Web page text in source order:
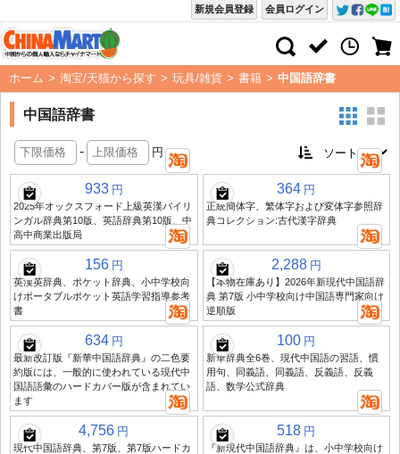
会員ログイン
新規会員登録
ホーム > 淘宝/天猫から探す > 玩具/雑貨 > 書籍 > 中国語辞書
中国語辞書
- 円
933 円
2025年オックスフォード上級英漢バイリ
ンガル辞典第10版、英語辞典第10版、中
高中商業出版局
364 円
正統簡体字、繁体字および変体字参照辞
典コレクション:古代漢字辞典
156 円
英漢英辞典、ポケット辞典、小中学校向
けポータブルポケット英語学習指導参考
書
2,288 円
【本物在庫あり】2026年新現代中国語辞
典 第7版 小中学校向け中国語専門家向け
逆順版
634 円
最新改訂版『新華中国語辞典』の二色要
約版には、一般的に使われている現代中
国語語彙のハードカバー版が含まれてい
ます
100 円
新華辞典全6巻、現代中国語の習語、慣
用句、同義語、同義語、反義語、反義
語、数学公式辞典
4,756 円
現代中国語辞典、第7版、第7版ハードカ
518 円
『新現代中国語辞典』は、小中学校向け